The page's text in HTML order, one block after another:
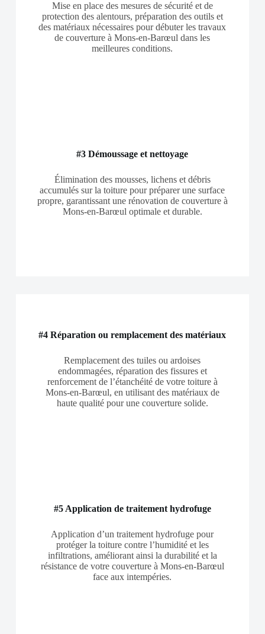
Mise en place des mesures de sécurité et de
protection des alentours, préparation des outils et
des matériaux nécessaires pour débuter les travaux
de couverture à Mons-en-Barœul dans les
meilleures conditions.
#3 Démoussage et nettoyage
Élimination des mousses, lichens et débris
accumulés sur la toiture pour préparer une surface
propre, garantissant une rénovation de couverture à
Mons-en-Barœul optimale et durable.
#4 Réparation ou remplacement des matériaux
Remplacement des tuiles ou ardoises
endommagées, réparation des fissures et
renforcement de l’étanchéité de votre toiture à
Mons-en-Barœul, en utilisant des matériaux de
haute qualité pour une couverture solide.
#5 Application de traitement hydrofuge
Application d’un traitement hydrofuge pour
protéger la toiture contre l’humidité et les
infiltrations, améliorant ainsi la durabilité et la
résistance de votre couverture à Mons-en-Barœul
face aux intempéries.